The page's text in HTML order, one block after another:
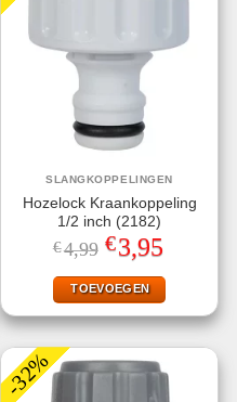
SLANGKOPPELINGEN
Hozelock Kraankoppeling
1/2 inch (2182)
€4,99 Oorspronkelijke
prijs
was:
€4,99.
€3,95
is:
€3,95.
TOEVOEGEN
-32%